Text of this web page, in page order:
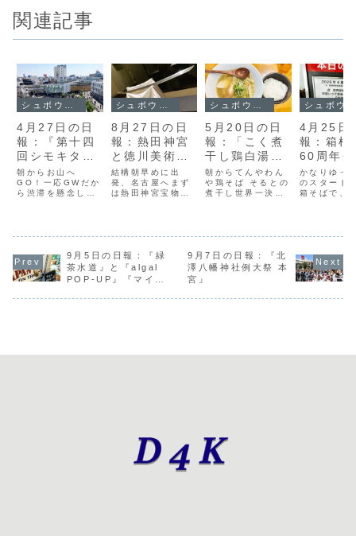
関連記事
4月27日の日
報：『第十四
回シモキタ名
人戦』と『代
沢芸術祭
2025』
朝からお山へ
GO！一応GWだか
ら渋滞を懸念して
に登るわけじゃな
っただけなんだけ
ど即帰宅、上りも
全く渋滞なく。そ
って下北沢へ下北
8月27日の日
報：熱田神宮
と徳川美術館
で刀三昧
結構朝早めに出
発、名古屋へまず
は熱田神宮宝物館
は撮影不可です
はOK「大太刀 銘
末之青江（太郎太
刀）」340cm
10kgもう両手で
も持ち上げるの困
5月20日の日
報：「こく煮
干し鶏白湯そ
ば」と「青森
の産直」
朝からてんやわん
や鶏そば そるとの
煮干し世界一決定
た、まあ、個人的
でいつもくだらな
いお店が出てるポ
店青森の産直、値
4月25日
報：箱根
60周年
2弾「復
ロッケそ
と「可愛
かなりゆっ
のスタート
箱そばで、
ろんかき揚
弾クーポン
2枚）なん
バイオリズ
は穏やかに
9月5日の日報：『緑
茶水道』と『algal
POP-UP』『マイナ
9月7日の日報：『北
澤八幡神社例大祭 本
宮』